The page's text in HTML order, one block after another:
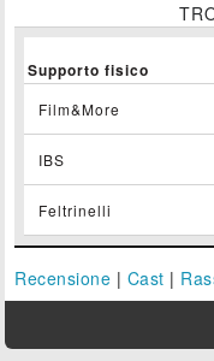
Supporto fisico
Film&More
IBS
Feltrinelli
Recensione | Cast |